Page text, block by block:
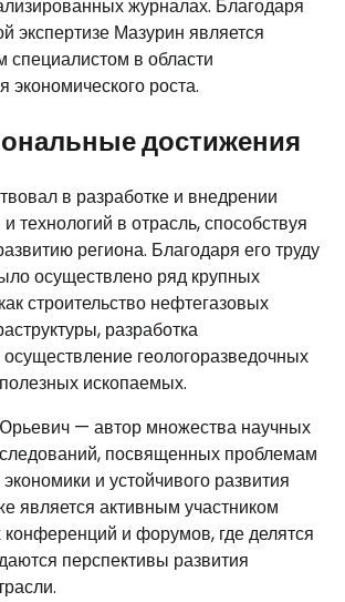
журналах. Благодаря
экспертизе Мазурин является
специалистом в области
экономического роста.
достижения
в разработке и внедрении
технологий в отрасль, способствуя
региона. Благодаря его труду
осуществлено ряд крупных
строительство нефтегазовых
разработка
геологоразведочных
ископаемых.
— автор множества научных
посвященных проблемам
и устойчивого развития
является активным участником
и форумов, где делятся
перспективы развития